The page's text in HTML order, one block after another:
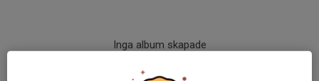
Inga album skapade